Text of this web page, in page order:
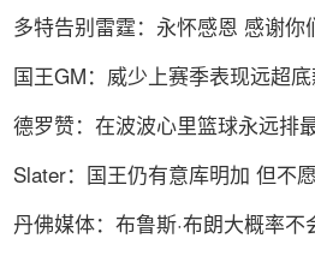
多特告别雷霆：永怀感恩 感谢你
国王GM：威少上赛季表现远超底
德罗赞：在波波心里篮球永远排
Slater：国王仍有意库明加 但不
丹佛媒体：布鲁斯·布朗大概率